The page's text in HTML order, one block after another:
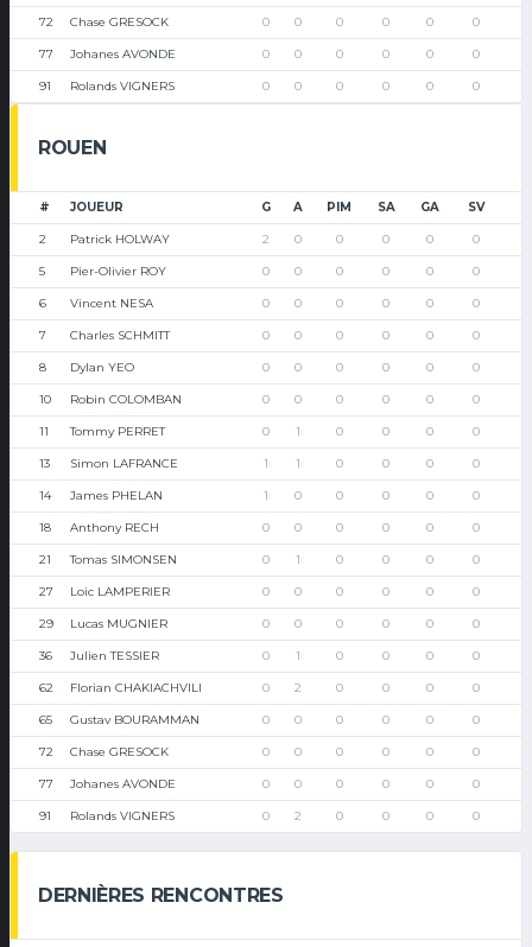
72 Chase GRESOCK 0 0 0 0 0 0
77 Johanes AVONDE 0 0 0 0 0 0
91 Rolands VIGNERS 0 0 0 0 0 0
ROUEN
# JOUEUR G A PIM SA GA SV
2 Patrick HOLWAY 2 0 0 0 0 0
5 Pier-Olivier ROY 0 0 0 0 0 0
6 Vincent NESA 0 0 0 0 0 0
7 Charles SCHMITT 0 0 0 0 0 0
8 Dylan YEO 0 0 0 0 0 0
10 Robin COLOMBAN 0 0 0 0 0 0
11 Tommy PERRET 0 1 0 0 0 0
13 Simon LAFRANCE 1 1 0 0 0 0
14 James PHELAN 1 0 0 0 0 0
18 Anthony RECH 0 0 0 0 0 0
21 Tomas SIMONSEN 0 1 0 0 0 0
27 Loic LAMPERIER 0 0 0 0 0 0
29 Lucas MUGNIER 0 0 0 0 0 0
36 Julien TESSIER 0 1 0 0 0 0
62 Florian CHAKIACHVILI 0 2 0 0 0 0
65 Gustav BOURAMMAN 0 0 0 0 0 0
72 Chase GRESOCK 0 0 0 0 0 0
77 Johanes AVONDE 0 0 0 0 0 0
91 Rolands VIGNERS 0 2 0 0 0 0
DERNIÈRES RENCONTRES